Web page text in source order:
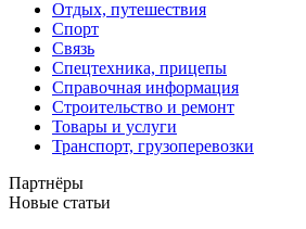
Отдых, путешествия
Спорт
Связь
Спецтехника, прицепы
Справочная информация
Строительство и ремонт
Товары и услуги
Транспорт, грузоперевозки
Партнёры
Новые статьи